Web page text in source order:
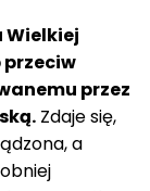
Wielkiej
przez
Zdaje się,
a